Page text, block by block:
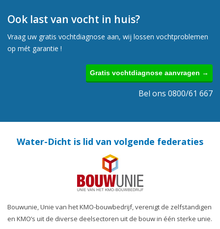
Ook last van vocht in huis?
Vraag uw gratis vochtdiagnose aan, wij lossen vochtproblemen
op mét garantie !
Gratis vochtdiagnose aanvragen →
Bel ons 0800/61 667
Water-Dicht is lid van volgende federaties
Bouwunie, Unie van het KMO-bouwbedrijf, verenigt de zelfstandigen
en KMO’s uit de diverse deelsectoren uit de bouw in één sterke unie.